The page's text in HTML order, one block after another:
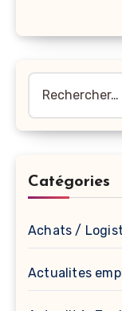
Catégories
Achats /
Actualites